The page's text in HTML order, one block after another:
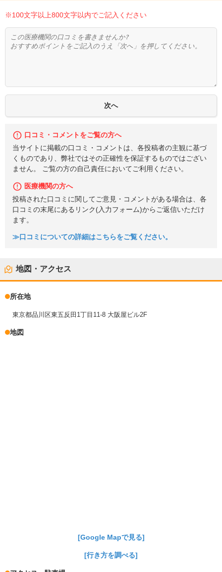
※100文字以上800文字以内でご記入ください
口コミ・コメントをご覧の方へ
当サイトに掲載の口コミ・コメントは、各投稿者の主観に基づ
くものであり、弊社ではその正確性を保証するものではござい
ません。 ご覧の方の自己責任においてご利用ください。
医療機関の方へ
投稿された口コミに関してご意見・コメントがある場合は、各
口コミの末尾にあるリンク(入力フォーム)からご返信いただけ
ます。
≫口コミについての詳細はこちらをご覧ください。
地図・アクセス
所在地
東京都品川区東五反田1丁目11-8 大阪屋ビル2F
地図
[Google Mapで見る]
[行き方を調べる]